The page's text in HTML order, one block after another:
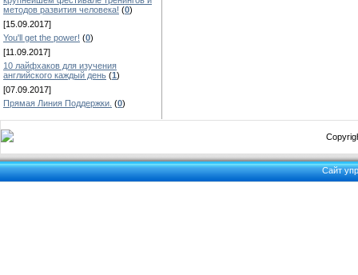
методов развития человека! (0)
[15.09.2017]
You'll get the power! (0)
[11.09.2017]
10 лайфхаков для изучения
английского каждый день (1)
[07.09.2017]
Прямая Линия Поддержки. (0)
Сайт